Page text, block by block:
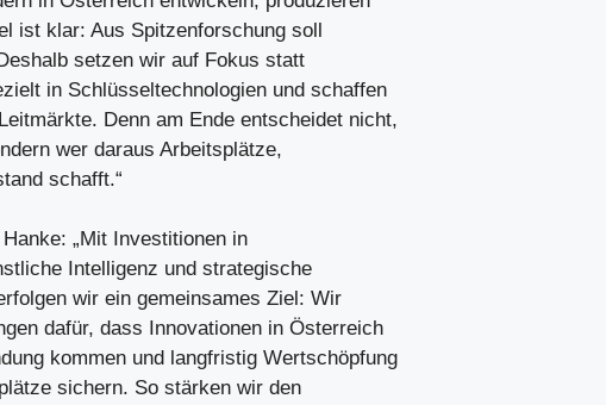
ist klar: Aus Spitzenforschung soll
setzen wir auf Fokus statt
in Schlüsseltechnologien und schaffen
Denn am Ende entscheidet nicht,
wer daraus Arbeitsplätze,
schafft.“
„Mit Investitionen in
Intelligenz und strategische
wir ein gemeinsames Ziel: Wir
dafür, dass Innovationen in Österreich
kommen und langfristig Wertschöpfung
sichern. So stärken wir den